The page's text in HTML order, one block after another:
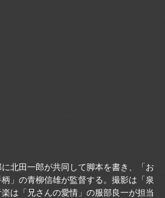
に北田一郎が共同して脚本を書き、「お
」の青柳信雄が監督する。撮影は「泉
は「兄さんの愛情」の服部良一が担当